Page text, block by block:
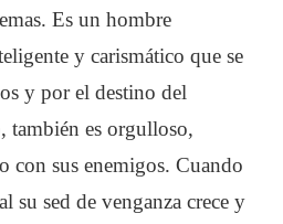
Es un hombre
y carismático que se
y por el destino del
también es orgulloso,
con sus enemigos. Cuando
su sed de venganza crece y